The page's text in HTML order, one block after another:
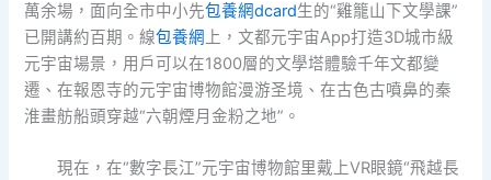
萬余場，面向全市中小先包養網dcard生的“雞籠山下文學課”
已開講約百期。線包養網 上，文都元宇宙App打造3D城市級
元宇宙場景，用戶可以在1800層的文學塔體驗千年文都變
遷、在報恩寺的元宇宙博物館漫游圣境、在古色古噴鼻的秦
淮畫舫船頭穿越“六朝煙月金粉之地”。
現在，在“數字長江”元宇宙博物館里戴上VR眼鏡“飛越長